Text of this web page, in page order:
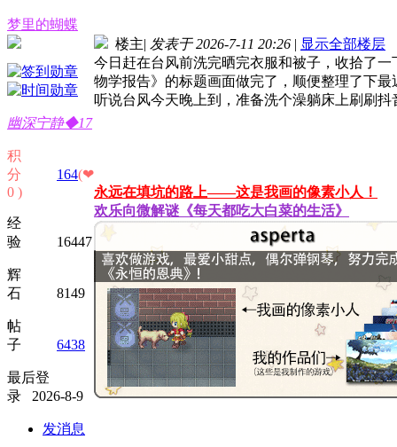
梦里的蝴蝶
幽深宁静◆17
积
分 164(❤
0 )
经
验 16447
辉
石 8149
帖
子 6438
最后登
录 2026-8-9
发消息
楼主| 发表于 2026-7-11 20:26 | 显示全部楼层
今日赶在台风前洗完晒完衣服和被子，收拾了
物学报告》的标题画面做完了，顺便整理了下
听说台风今天晚上到，准备洗个澡躺床上刷刷
永远在填坑的路上——这是我画的像素小人！
欢乐向微解谜《每天都吃大白菜的生活》